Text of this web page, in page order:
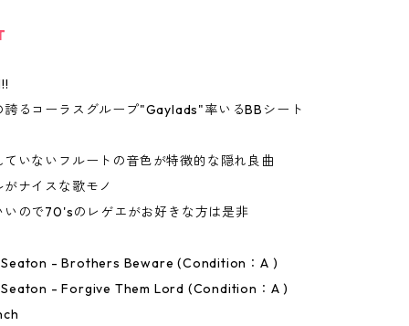
誇るコーラスグループ"Gaylads"率いるBBシート
ていないフルートの音色が特徴的な隠れ良曲
ナイスな歌モノ
いので70'sのレゲエがお好きな方は是非
Seaton - Brothers Beware (Condition：A )
Seaton - Forgive Them Lord (Condition：A )